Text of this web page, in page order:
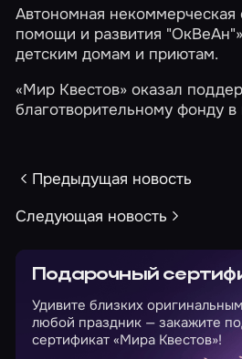
Автономная некоммерческая
помощи и развития
детским домам и приютам.
«Мир Квестов» оказал
благотворительному фонду в
Предыдущая новость
Следующая новость
Подарочный
Удивите близких
любой праздник — закажите
сертификат «Мира Квестов»!